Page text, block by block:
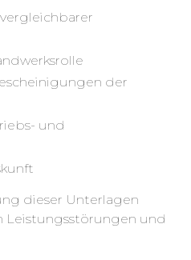
der
und
dieser Unterlagen
Leistungsstörungen und